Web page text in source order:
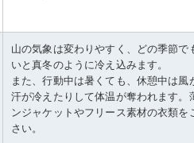
山の気象は変わりやすく、どの季節で
いと真冬のように冷え込みます。
また、行動中は暑くても、休憩中は風
汗が冷えたりして体温が奪われます。
ンジャケットやフリース素材の衣類を
さい。